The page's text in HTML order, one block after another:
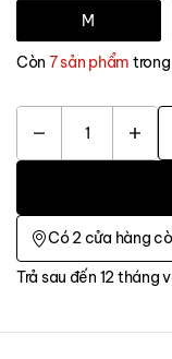
M
Còn 7 sản phẩm
1
Có2cửa hàng
Trả sau đến 12 tháng